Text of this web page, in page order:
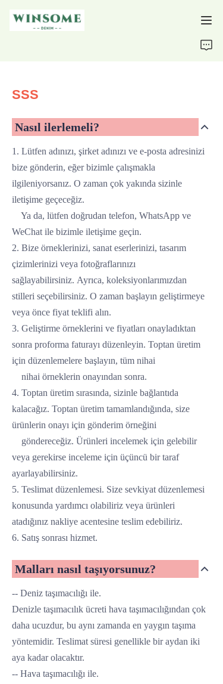
SSS
Nasıl ilerlemeli?
1. Lütfen adınızı, şirket adınızı ve e-posta adresinizi
bize gönderin, eğer bizimle çalışmakla
ilgileniyorsanız. O zaman çok yakında sizinle
iletişime geçeceğiz.
Ya da, lütfen doğrudan telefon, WhatsApp ve
WeChat ile bizimle iletişime geçin.
2. Bize örneklerinizi, sanat eserlerinizi, tasarım
çizimlerinizi veya fotoğraflarınızı
sağlayabilirsiniz. Ayrıca, koleksiyonlarımızdan
stilleri seçebilirsiniz. O zaman başlayın geliştirmeye
veya önce fiyat teklifi alın.
3. Geliştirme örneklerini ve fiyatları onayladıktan
sonra proforma faturayı düzenleyin. Toptan üretim
için düzenlemelere başlayın, tüm nihai
nihai örneklerin onayından sonra.
4. Toptan üretim sırasında, sizinle bağlantıda
kalacağız. Toptan üretim tamamlandığında, size
ürünlerin onayı için gönderim örneğini
göndereceğiz. Ürünleri incelemek için gelebilir
veya gerekirse inceleme için üçüncü bir taraf
ayarlayabilirsiniz.
5. Teslimat düzenlemesi. Size sevkiyat düzenlemesi
konusunda yardımcı olabiliriz veya ürünleri
atadığınız nakliye acentesine teslim edebiliriz.
6. Satış sonrası hizmet.
Malları nasıl taşıyorsunuz?
-- Deniz taşımacılığı ile.
Denizle taşımacılık ücreti hava taşımacılığından çok
daha ucuzdur, bu aynı zamanda en yaygın taşıma
yöntemidir. Teslimat süresi genellikle bir aydan iki
aya kadar olacaktır.
-- Hava taşımacılığı ile.
Hakkımızda
Destek